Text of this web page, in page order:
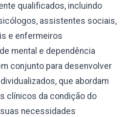
qualificados, incluindo
assistentes sociais,
e enfermeiros
mental e dependência
conjunto para desenvolver
que abordam
clínicos da condição do
necessidades